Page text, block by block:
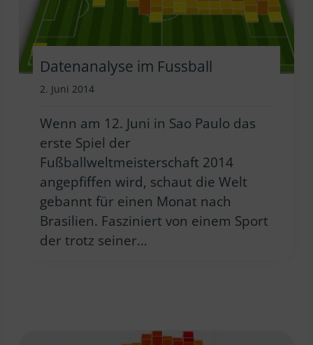
Datenanalyse im Fussball
2. Juni 2014
Wenn am 12. Juni in Sao Paulo das
erste Spiel der
Fußballweltmeisterschaft 2014
angepfiffen wird, schaut die Welt
gebannt für einen Monat nach
Brasilien. Fasziniert von einem Sport
der trotz seiner…